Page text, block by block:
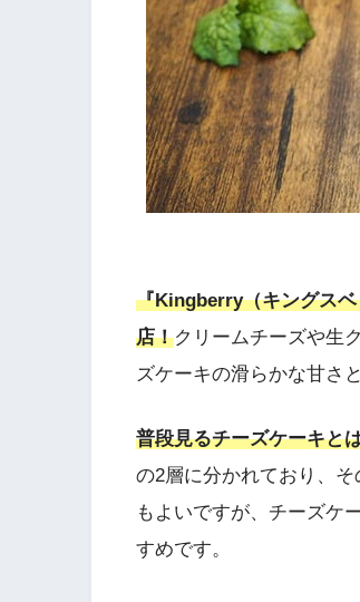
『Kingberry（キングス
店！クリームチーズや生
ズケーキの滑らかな甘さ
普段見るチーズケーキと
の2層に分かれており、
もよいですが、チーズケ
すめです。